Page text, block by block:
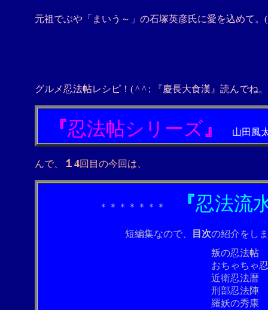
元祖でぶや「まいう～」の石塚英彦氏に愛を込めて。 (
グルメ忍法帖レシピ！(^^ ; 『慶長大食漢』読んでね
『忍法帖シリーズ』 山田風
んで、 １4回目の今回は、
＊＊＊＊＊＊＊ 『忍法流
短編集なので、 目次の紹介をし
叛の忍法帖
おちゃちゃ忍法腹
近衛忍法暦
刑部忍法陣
羅妖の秀康